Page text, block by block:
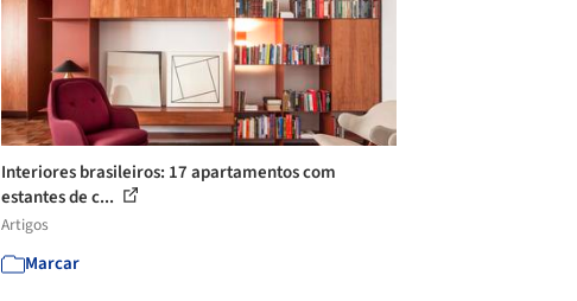
Interiores brasileiros: 17 apartamentos com
estantes de c...
Artigos
Marcar